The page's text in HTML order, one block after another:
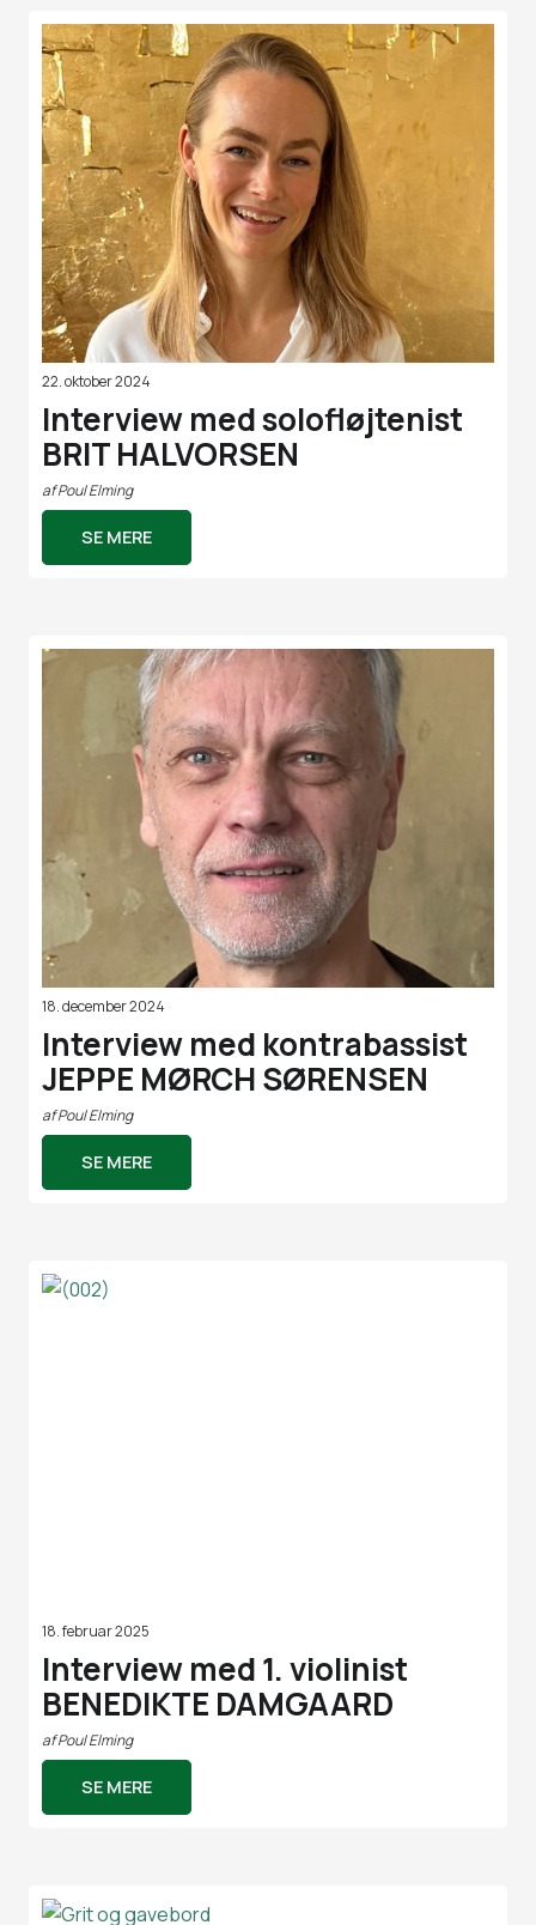
22. oktober 2024
Interview med solofløjtenist
BRIT HALVORSEN
afPoul Elming
SE MERE
18. december 2024
Interview med kontrabassist
JEPPE MØRCH SØRENSEN
afPoul Elming
SE MERE
18. februar 2025
Interview med 1. violinist
BENEDIKTE DAMGAARD
afPoul Elming
SE MERE